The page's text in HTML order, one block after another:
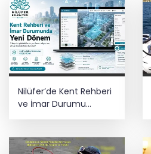
Nilüfer’de Kent Rehberi
ve İmar Durumu